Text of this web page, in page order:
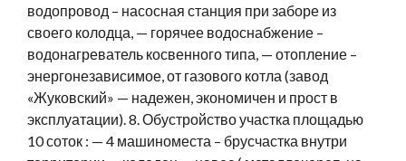
водопровод – насосная станция при заборе из
своего колодца, — горячее водоснабжение –
водонагреватель косвенного типа, — отопление –
энергонезависимое, от газового котла (завод
«Жуковский» — надежен, экономичен и прост в
эксплуатации). 8. Обустройство участка площадью
10 соток : — 4 машиноместа – брусчастка внутри